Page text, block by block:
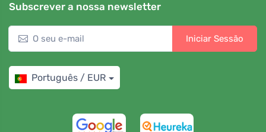
Subscrever a nossa newsletter
Iniciar Sessão
Português / EUR